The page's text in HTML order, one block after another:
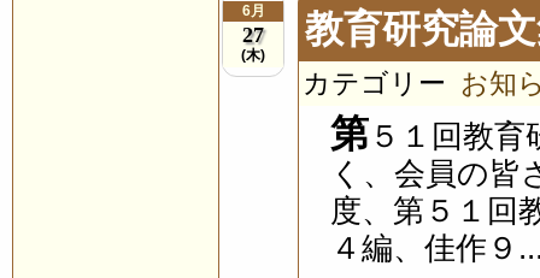
6月
27
(木)
教育研究論
カテゴリー お知
第 ５１回教
く、会員の皆
度、第５１回
４編、佳作９